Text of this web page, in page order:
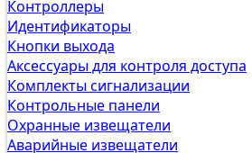
Контроллеры
Идентификаторы
Кнопки выхода
Аксессуары для контроля доступа
Комплекты сигнализации
Контрольные панели
Охранные извещатели
Аварийные извещатели